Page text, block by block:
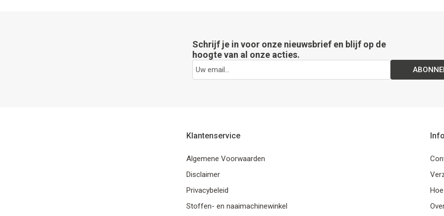
Schrijf je in voor onze nieuwsbrief en blijf op de
hoogte van al onze acties.
Klantenservice
Algemene Voorwaarden
Disclaimer
Privacybeleid
Stoffen- en naaimachinewinkel
Info